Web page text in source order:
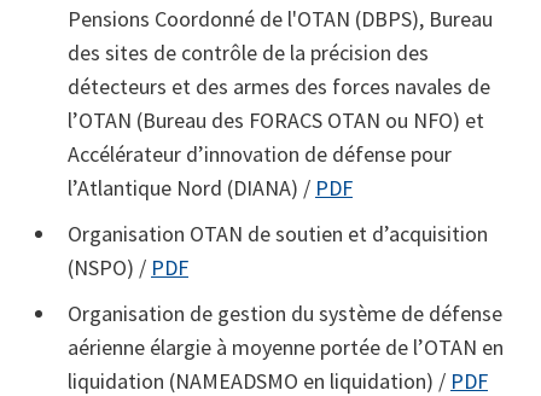
Pensions Coordonné de l'OTAN (DBPS), Bureau
des sites de contrôle de la précision des
détecteurs et des armes des forces navales de
l’OTAN (Bureau des FORACS OTAN ou NFO) et
Accélérateur d’innovation de défense pour
l’Atlantique Nord (DIANA) / PDF
Organisation OTAN de soutien et d’acquisition
(NSPO) / PDF
Organisation de gestion du système de défense
aérienne élargie à moyenne portée de l’OTAN en
liquidation (NAMEADSMO en liquidation) / PDF